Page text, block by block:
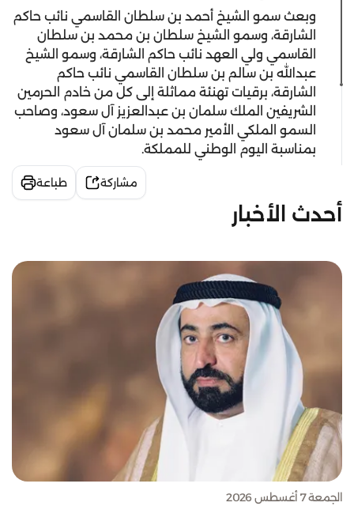
وبعث سمو الشيخ أحمد بن سلطان القاسمي نائب حاكم
الشارقة، وسمو الشيخ سلطان بن محمد بن سلطان
القاسمي ولي العهد نائب حاكم الشارقة، وسمو الشيخ
عبدالله بن سالم بن سلطان القاسمي نائب حاكم
الشارقة، برقيات تهنئة مماثلة إلى كل من خادم الحرمين
الشريفين الملك سلمان بن عبدالعزيز آل سعود، وصاحب
السمو الملكي الأمير محمد بن سلمان آل سعود
بمناسبة اليوم الوطني للمملكة.
مشاركة طباعة
أحدث الأخبار
الجمعة 7 أغسطس 2026